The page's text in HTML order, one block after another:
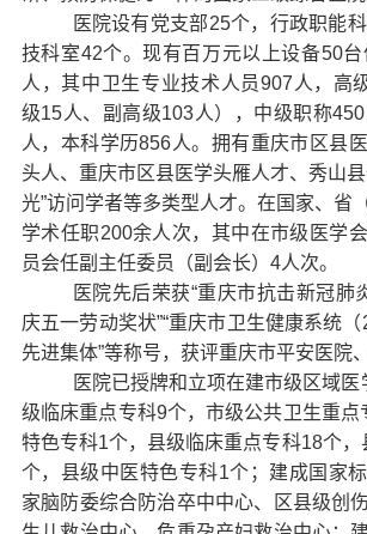
医院设有党支部25个，行政职能
技科室42个。现有百万元以上设备50台
人，其中卫生专业技术人员907 人， 高
级15人、副高级103人），中级职称450
人，本科学历856人。 拥有重庆市区县
头人、重庆市区县医学头雁人才、秀山
光”访问学者等多类型人才。在国家、省
学术任职200余人次，其中在市级医学
员会任副主任委员（副会长）4人次。
医院先后荣获“重庆市抗击新冠肺
庆五一劳动奖状”“重庆市卫生健康系统（
先进集体”等称号，获评重庆市平安医院
医院已授牌和立项在建市级区域医
级临床重点专科9个，市级公共卫生重点
特色专科1个，县级临床重点专科18个，
个，县级中医特色专科1个；建成国家
家脑防委综合防治卒中中心、
区县级创